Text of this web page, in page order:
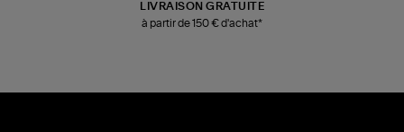
LIVRAISON GRATUITE
à partir de 150 € d'achat*